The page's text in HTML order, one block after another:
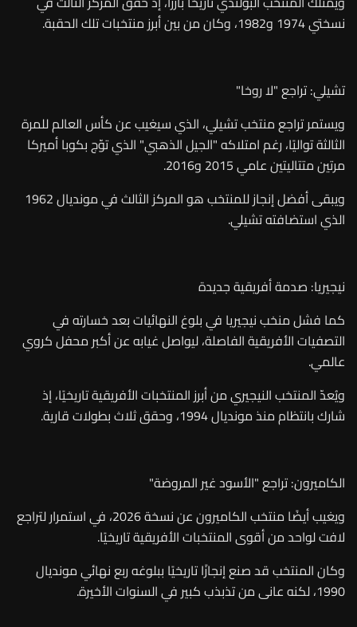
نسختي 1974 و1982، وكان من بين أبرز منتخبات تلك الحقبة.
تشيلي: تراجع "لا روخا"
ويستمر تراجع منتخب تشيلي، الذي سيغيب عن كأس العالم للمرة
الثالثة تواليًا، رغم امتلاكه "الجيل الذهبي" الذي توّج بكوبا أميركا
مرتين متتاليتين عامي 2015 و2016.
ويبقى أفضل إنجاز للمنتخب هو المركز الثالث في مونديال 1962
الذي استضافته تشيلي.
نيجيريا: صدمة أفريقية جديدة
كما فشل منخب نيجيريا في بلوغ النهائيات بعد خسارته في
التصفيات الأفريقية الفاصلة، ليواصل غيابه عن أكبر محفل كروي
عالمي.
ويُعدّ المنتخب النيجيري من أبرز المنتخبات الأفريقية تاريخيًا، إذ
شارك بانتظام منذ مونديال 1994، وحقق ثلاث بطولات قارية.
الكاميرون: تراجع "الأسود غير المروضة"
ويغيب أيضًا منتخب الكاميرون عن نسخة 2026، في استمرار لتراجع
لافت لواحد من أقوى المنتخبات الأفريقية تاريخيًا.
وكان المنتخب قد صنع إنجازًا تاريخيًا ببلوغه ربع نهائي مونديال
1990، لكنه عانى من تذبذب كبير في السنوات الأخيرة.